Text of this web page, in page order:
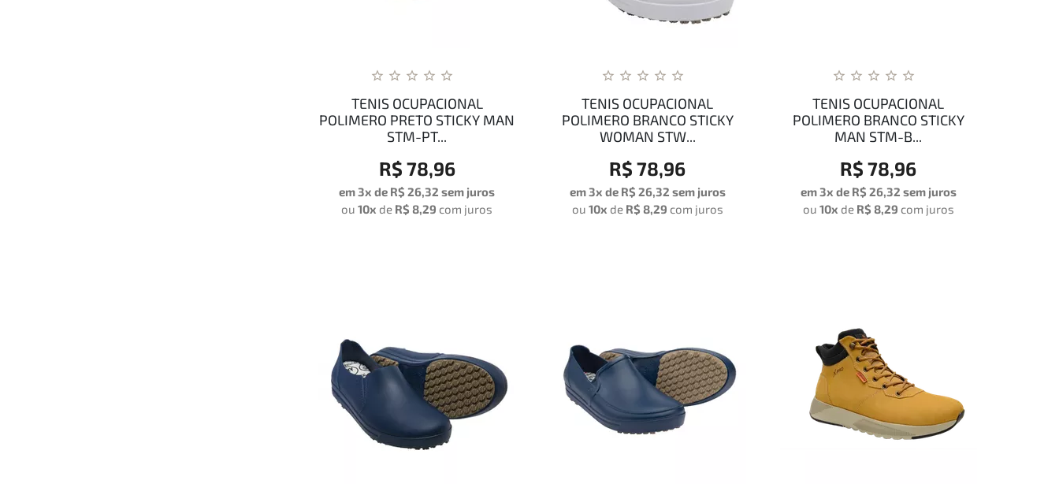
TENIS OCUPACIONAL
POLIMERO PRETO STICKY MAN
STM-PT...
R$ 78,96
em 3x de R$ 26,32 sem juros
ou10x de R$ 8,29 com juros
TENIS OCUPACIONAL
POLIMERO BRANCO STICKY
WOMAN STW...
R$ 78,96
em 3x de R$ 26,32 sem juros
ou 10x de R$ 8,29 com juros
TENIS OCUPACIONAL
POLIMERO BRANCO STICKY
MAN STM-B...
R$ 78,96
em 3x de R$ 26,32 sem juros
ou 10x de R$ 8,29 com juros